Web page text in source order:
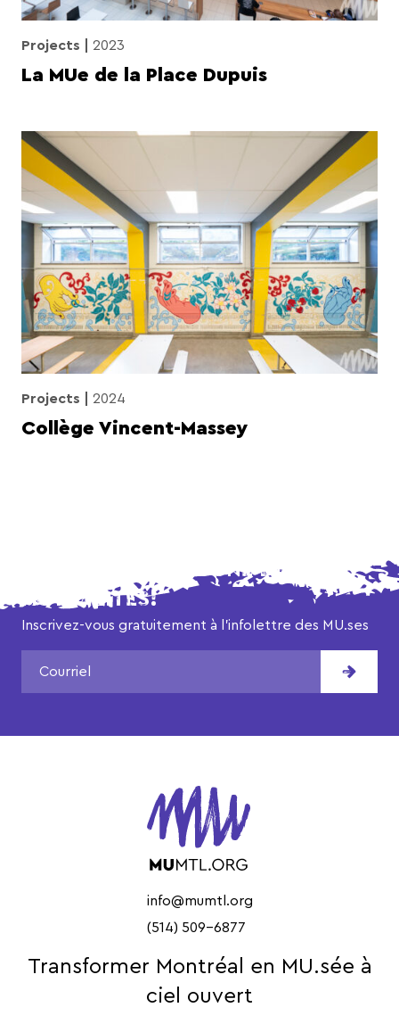
Projects 2023
La MUe de la Place Dupuis
Projects 2024
Collège Vincent-Massey
NE MANQUEZ AUCUNE DE NOS
ACTUALITÉS!
Inscrivez-vous gratuitement à l’infolettre des MU.ses
info@mumtl.org
(514) 509-6877
Transformer Montréal en MU.sée à
ciel ouvert